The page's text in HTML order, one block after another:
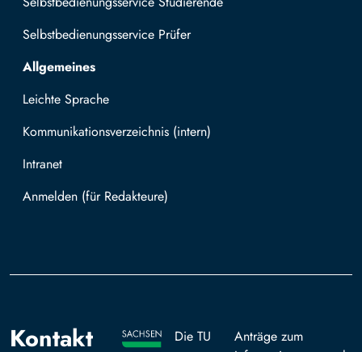
Selbstbedienungsservice Prüfer
Allgemeines
Leichte Sprache
Kommunikationsverzeichnis (intern)
Intranet
Mit TUBAF Login anmelden
Kontakt Die TU
Anträge zum